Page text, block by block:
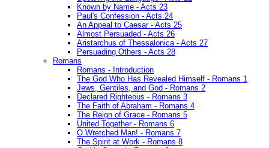
Known by Name - Acts 23
Paul's Confession - Acts 24
An Appeal to Caesar - Acts 25
Almost Persuaded - Acts 26
Aristarchus of Thessalonica - Acts 27
Persuading Others - Acts 28
Romans
Romans - Introduction
The God Who Has Revealed Himself - Romans 1
Jews, Gentiles, and God - Romans 2
Declared Righteous - Romans 3
The Faith of Abraham - Romans 4
The Reign of Grace - Romans 5
United Together - Romans 6
O Wretched Man! - Romans 7
The Spirit at Work - Romans 8